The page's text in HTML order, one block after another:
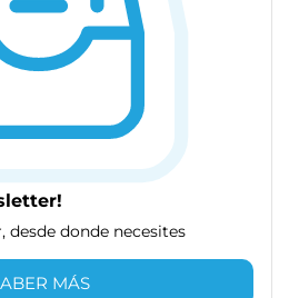
desde donde necesites
MÁS